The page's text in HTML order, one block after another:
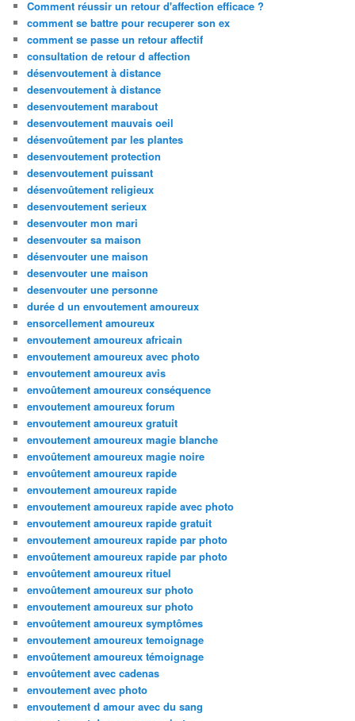
Comment réussir un retour d'affection efficace ?
comment se battre pour recuperer son ex
comment se passe un retour affectif
consultation de retour d affection
désenvoutement à distance
desenvoutement à distance
desenvoutement marabout
desenvoutement mauvais oeil
désenvoûtement par les plantes
desenvoutement protection
desenvoutement puissant
désenvoûtement religieux
desenvoutement serieux
desenvouter mon mari
desenvouter sa maison
désenvouter une maison
desenvouter une maison
desenvouter une personne
durée d un envoutement amoureux
ensorcellement amoureux
envoutement amoureux africain
envoutement amoureux avec photo
envoutement amoureux avis
envoûtement amoureux conséquence
envoutement amoureux forum
envoutement amoureux gratuit
envoutement amoureux magie blanche
envoûtement amoureux magie noire
envoûtement amoureux rapide
envoutement amoureux rapide
envoutement amoureux rapide avec photo
envoutement amoureux rapide gratuit
envoutement amoureux rapide par photo
envoûtement amoureux rapide par photo
envoûtement amoureux rituel
envoûtement amoureux sur photo
envoutement amoureux sur photo
envoûtement amoureux symptômes
envoutement amoureux temoignage
envoûtement amoureux témoignage
envoûtement avec cadenas
envoutement avec photo
envoutement d amour avec du sang